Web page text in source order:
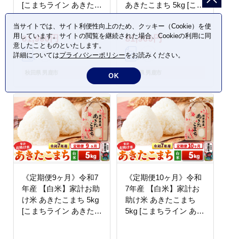
[こまちライン あきたこ
まち ブランド米 お米
白米 精米 米どころ 秋
田 秋田県産]
81,900円
あきたこまち 5kg [こま
ちライン あきたこまち
ブレンド米 お米 白米
精米 米どころ 秋田 秋
81,900円
秋田県 男鹿市
《定期便9ヶ月》令和7
年産 【白米】家計お助
け米 あきたこまち 5kg
[こまちライン あきたこ
《定期便10ヶ月》令和
7年産 【白米】家計お
助け米 あきたこまち
5kg [こまちライン あき
当サイトでは、サイト利便性向上のため、クッキー（Cookie）を使
用しています。サイトの閲覧を継続された場合、Cookieの利用に同
意したことものといたします。
詳細についてはプライバシーポリシーをお読みください。
OK